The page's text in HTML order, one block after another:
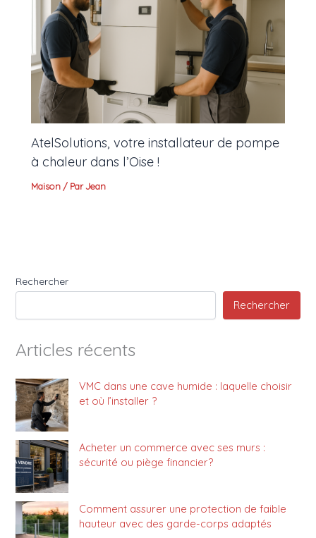
AtelSolutions, votre installateur de pompe
à chaleur dans l’Oise !
Maison / ParJean
Rechercher
Rechercher
Articles récents
VMC dans une cave humide : laquelle choisir
et où l’installer ?
Acheter un commerce avec ses murs :
sécurité ou piège financier?
Comment assurer une protection de faible
hauteur avec des garde-corps adaptés